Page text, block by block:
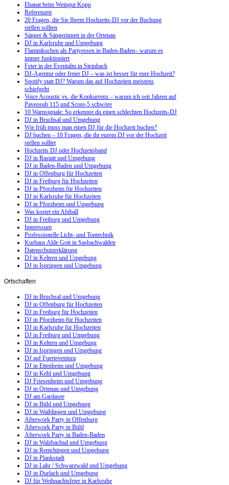
Ebanat beim Weingut Kopp
Referenzen
20 Fragen, die Sie Ihrem Hochzeits-DJ vor der Buchung
stellen sollten
Sänger & Sängerinnen in der Ortenau
DJ in Karlsruhe und Umgebung
Flammkuchen als Partyessen in Baden-Baden– warum es
immer funktioniert
Feier in der Eventalm in Steinbach
DJ-Agentur oder freier DJ – was ist besser für eure Hochzeit?
Spotify statt DJ? Warum das auf Hochzeiten meistens
schiefgeht
Voice Acoustic vs. die Konkurrenz – warum ich seit Jahren auf
Paveosub 115 und Score-5 schwöre
10 Warnsignale: So erkennst du einen schlechten Hochzeits-DJ
DJ in Bruchsal und Umgebung
Wie früh muss man einen DJ für die Hochzeit buchen?
DJ buchen – 10 Fragen, die ihr eurem DJ vor der Hochzeit
stellen solltet
Hochzeits DJ oder Hochzeitsband
DJ in Rastatt und Umgebung
DJ in Baden-Baden und Umgebung
DJ in Offenburg für Hochzeiten
DJ in Freiburg für Hochzeiten
DJ in Pforzheim für Hochzeiten
DJ in Karlsruhe für Hochzeiten
DJ in Pforzheim und Umgebung
Was kostet ein Abiball
DJ in Freiburg und Umgebung
Impressum
Professionelle Licht- und Tontechnik
Kurhaus Alde Gott in Sasbachwalden
Datenschutzerklärung
DJ in Keltern und Umgebung
DJ in Ispringen und Umgebung
Ortschaften
DJ in Bruchsal und Umgebung
DJ in Offenburg für Hochzeiten
DJ in Freiburg für Hochzeiten
DJ in Pforzheim für Hochzeiten
DJ in Karlsruhe für Hochzeiten
DJ in Freiburg und Umgebung
DJ in Keltern und Umgebung
DJ in Ispringen und Umgebung
DJ auf Fuerteventura
DJ in Ettenheim und Umgebung
DJ in Kehl und Umgebung
DJ Friesenheim und Umgebung
DJ in Ortenau und Umgebung
DJ am Gardasee
DJ in Bühl und Umgebung
DJ in Waiblingen und Umgebung
Afterwork Party in Offenburg
Afterwork Party in Bühl
Afterwork Party in Baden-Baden
DJ in Walzbachtal und Umgebung
DJ in Remchingen und Umgebung
DJ in Plankstadt
DJ in Lahr / Schwarzwald und Umgebung
DJ in Durlach und Umgebung
DJ für Weihnachtsfeier in Karlsruhe